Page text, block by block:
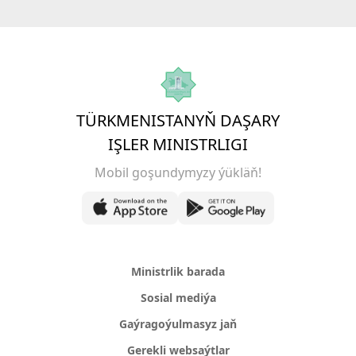
TÜRKMENISTANYŇ DAŞARY
IŞLER MINISTRLIGI
Mobil goşundymyzy ýükläň!
Ministrlik barada
Sosial mediýa
Gaýragoýulmasyz jaň
Gerekli websaýtlar